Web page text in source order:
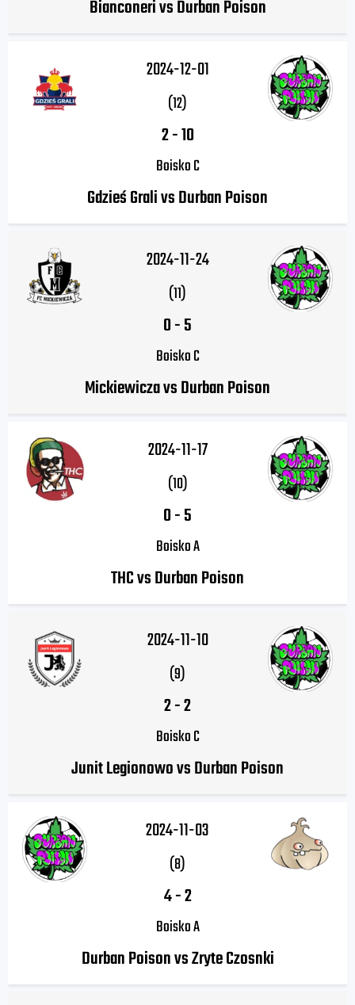
Bianconeri vs Durban Poison
2024-12-01
(12)
2-10
Boisko C
Gdzieś Grali vs Durban Poison
2024-11-24
(11)
0-5
Boisko C
Mickiewicza vs Durban Poison
2024-11-17
(10)
0-5
Boisko A
THC vs Durban Poison
2024-11-10
(9)
2-2
Boisko C
Junit Legionowo vs Durban Poison
2024-11-03
(8)
4-2
Boisko A
Durban Poison vs Zryte Czosnki